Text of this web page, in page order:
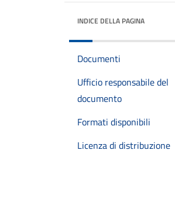
INDICE DELLA PAGINA
Documenti
Ufficio responsabile del
documento
Formati disponibili
Licenza di distribuzione